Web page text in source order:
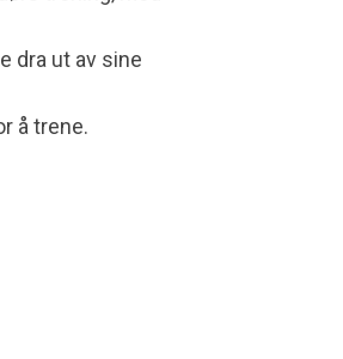
dra ut av sine
å trene.